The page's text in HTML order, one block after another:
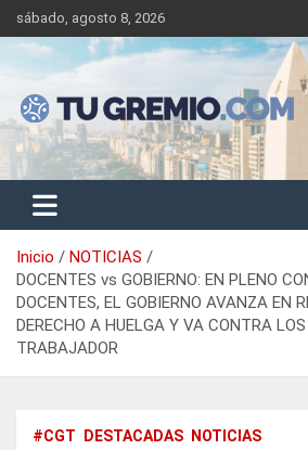
Saltar
al
contenido
sábado, agosto 8, 2026
Tu Gremio
Sitio de noticias gremiales – laborales
Inicio
NOTICIAS
DOCENTES vs GOBIERNO: EN PLENO
DOCENTES, EL GOBIERNO AVANZA EN
DERECHO A HUELGA Y VA CONTRA LOS
TRABAJADOR
#CGT DESTACADAS NOTICIAS